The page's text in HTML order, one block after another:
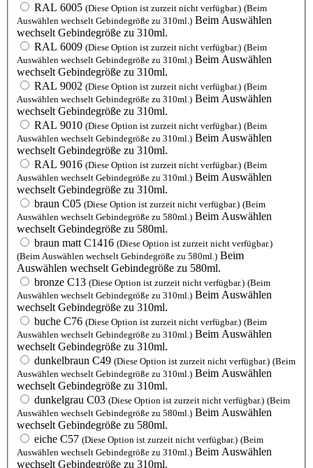
RAL 6005 (Diese Option ist zurzeit nicht verfügbar.) (Beim
Auswählen wechselt Gebindegröße zu 310ml.) Beim Auswählen
wechselt Gebindegröße zu 310ml.
RAL 6009 (Diese Option ist zurzeit nicht verfügbar.) (Beim
Auswählen wechselt Gebindegröße zu 310ml.) Beim Auswählen
wechselt Gebindegröße zu 310ml.
RAL 9002 (Diese Option ist zurzeit nicht verfügbar.) (Beim
Auswählen wechselt Gebindegröße zu 310ml.) Beim Auswählen
wechselt Gebindegröße zu 310ml.
RAL 9010 (Diese Option ist zurzeit nicht verfügbar.) (Beim
Auswählen wechselt Gebindegröße zu 310ml.) Beim Auswählen
wechselt Gebindegröße zu 310ml.
RAL 9016 (Diese Option ist zurzeit nicht verfügbar.) (Beim
Auswählen wechselt Gebindegröße zu 310ml.) Beim Auswählen
wechselt Gebindegröße zu 310ml.
braun C05 (Diese Option ist zurzeit nicht verfügbar.) (Beim
Auswählen wechselt Gebindegröße zu 580ml.) Beim Auswählen
wechselt Gebindegröße zu 580ml.
braun matt C1416 (Diese Option ist zurzeit nicht verfügbar.)
(Beim Auswählen wechselt Gebindegröße zu 580ml.) Beim
Auswählen wechselt Gebindegröße zu 580ml.
bronze C13 (Diese Option ist zurzeit nicht verfügbar.) (Beim
Auswählen wechselt Gebindegröße zu 310ml.) Beim Auswählen
wechselt Gebindegröße zu 310ml.
buche C76 (Diese Option ist zurzeit nicht verfügbar.) (Beim
Auswählen wechselt Gebindegröße zu 310ml.) Beim Auswählen
wechselt Gebindegröße zu 310ml.
dunkelbraun C49 (Diese Option ist zurzeit nicht verfügbar.) (Beim
Auswählen wechselt Gebindegröße zu 310ml.) Beim Auswählen
wechselt Gebindegröße zu 310ml.
dunkelgrau C03 (Diese Option ist zurzeit nicht verfügbar.) (Beim
Auswählen wechselt Gebindegröße zu 580ml.) Beim Auswählen
wechselt Gebindegröße zu 580ml.
eiche C57 (Diese Option ist zurzeit nicht verfügbar.) (Beim
Auswählen wechselt Gebindegröße zu 310ml.) Beim Auswählen
wechselt Gebindegröße zu 310ml.